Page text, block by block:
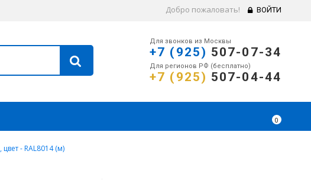
Добро пожаловать! ВОЙТИ
Для звонков из Москвы
+7 (925) 507-07-34
Для регионов РФ (бесплатно)
+7 (925) 507-04-44
0
- RAL8014 (м)